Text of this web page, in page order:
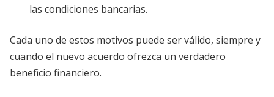
las condiciones bancarias.
Cada uno de estos motivos puede ser válido, siempre y
cuando el nuevo acuerdo ofrezca un verdadero
beneficio financiero.